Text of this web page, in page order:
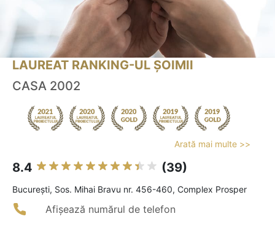
LAUREAT RANKING-UL ȘOIMII
CASA 2002
Arată mai multe >>
8.4 (39)
Bucureşti, Sos. Mihai Bravu nr. 456-460, Complex Prosper
Afișează numărul de telefon